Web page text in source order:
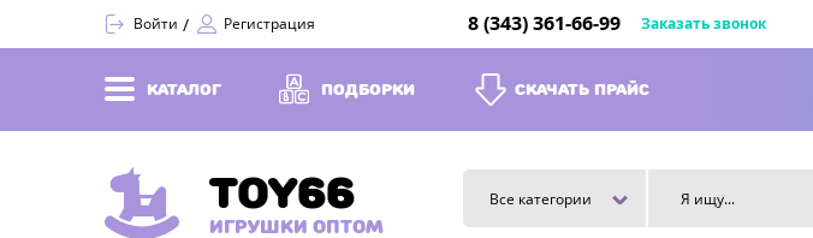
Войти Регистрация 8 (343) 361-66-99 Заказать звонок
КАТАЛОГ ПОДБОРКИ СКАЧАТЬ ПРАЙС
TOY66
ИГРУШКИ ОПТОМ
Все категории